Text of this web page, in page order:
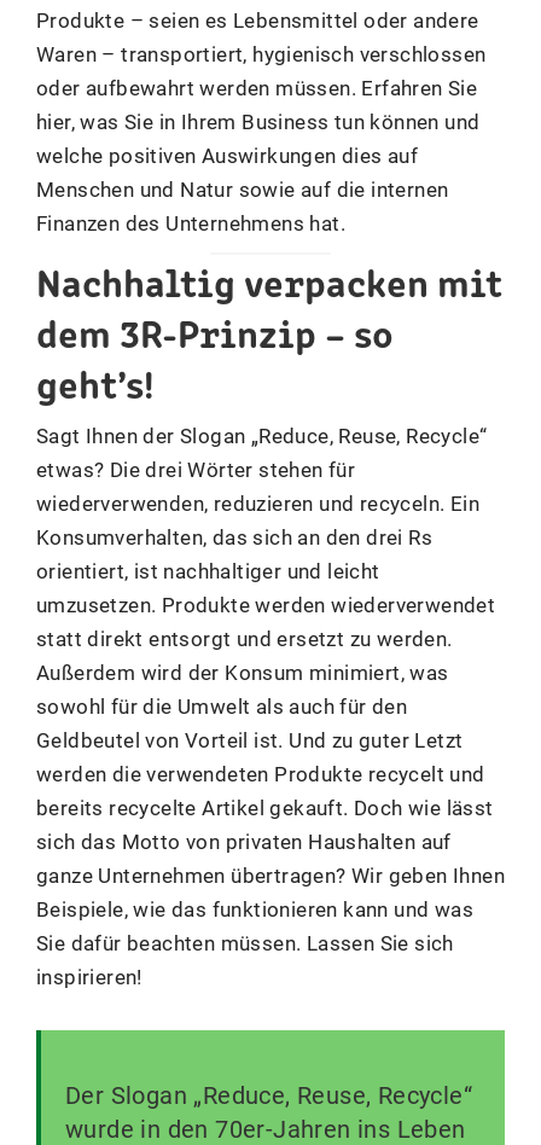
Produkte – seien es Lebensmittel oder andere
Waren – transportiert, hygienisch verschlossen
oder aufbewahrt werden müssen. Erfahren Sie
hier, was Sie in Ihrem Business tun können und
welche positiven Auswirkungen dies auf
Menschen und Natur sowie auf die internen
Finanzen des Unternehmens hat.
Nachhaltig verpacken mit
dem 3R-Prinzip – so
geht’s!
Sagt Ihnen der Slogan „Reduce, Reuse, Recycle“
etwas? Die drei Wörter stehen für
wiederverwenden, reduzieren und recyceln. Ein
Konsumverhalten, das sich an den drei Rs
orientiert, ist nachhaltiger und leicht
umzusetzen. Produkte werden wiederverwendet
statt direkt entsorgt und ersetzt zu werden.
Außerdem wird der Konsum minimiert, was
sowohl für die Umwelt als auch für den
Geldbeutel von Vorteil ist. Und zu guter Letzt
werden die verwendeten Produkte recycelt und
bereits recycelte Artikel gekauft. Doch wie lässt
sich das Motto von privaten Haushalten auf
ganze Unternehmen übertragen? Wir geben Ihnen
Beispiele, wie das funktionieren kann und was
Sie dafür beachten müssen. Lassen Sie sich
inspirieren!
Der Slogan „Reduce, Reuse, Recycle“
wurde in den 70er-Jahren ins Leben